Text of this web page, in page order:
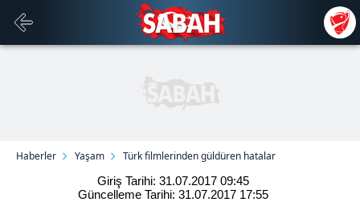
Haberler Yaşam
Türk filmlerinden güldüren hatalar
Giriş Tarihi: 31.07.2017 09:45
Güncelleme Tarihi: 31.07.2017 17:55